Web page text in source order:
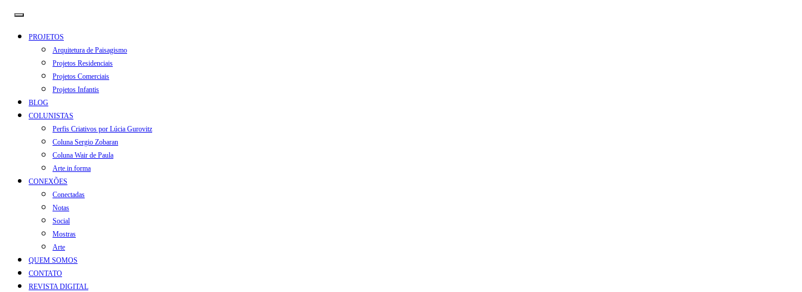
PROJETOS
Arquitetura de Paisagismo
Projetos Residenciais
Projetos Comerciais
Projetos Infantis
BLOG
COLUNISTAS
Perfis Criativos por Lúcia Gurovitz
Coluna Sergio Zobaran
Coluna Wair de Paula
Arte.in.forma
CONEXÕES
Conectadas
Notas
Social
Mostras
Arte
QUEM SOMOS
CONTATO
REVISTA DIGITAL